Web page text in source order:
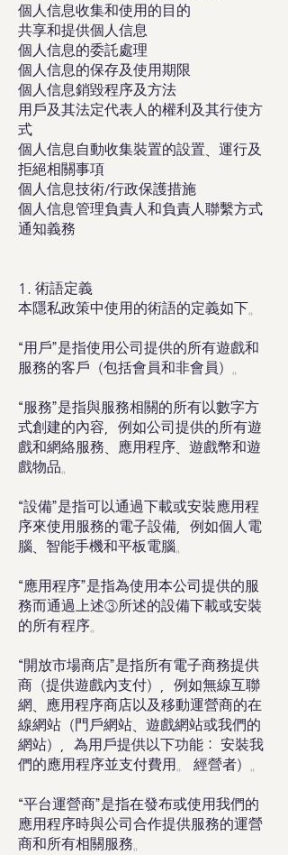
個人信息收集和使用的目的
共享和提供個人信息
個人信息的委託處理
個人信息的保存及使用期限
個人信息銷毀程序及方法
用戶及其法定代表人的權利及其行使方
式
個人信息自動收集裝置的設置、運行及
拒絕相關事項
個人信息技術/行政保護措施
個人信息管理負責人和負責人聯繫方式
通知義務
1. 術語定義
本隱私政策中使用的術語的定義如下。
“用戶”是指使用公司提供的所有遊戲和
服務的客戶（包括會員和非會員）。​
“服務”是指與服務相關的所有以數字方
式創建的內容，例如公司提供的所有遊
戲和網絡服務、應用程序、遊戲幣和遊
戲物品。
“設備”是指可以通過下載或安裝應用程
序來使用服務的電子設備，例如個人電
腦、智能手機和平板電腦。
“應用程序”是指為使用本公司提供的服
務而通過上述③所述的設備下載或安裝
的所有程序。
“開放市場商店”是指所有電子商務提供
商（提供遊戲內支付），例如無線互聯
網、應用程序商店以及移動運營商的在
線網站（門戶網站、遊戲網站或我們的
網站），為用戶提供以下功能： 安裝我
們的應用程序並支付費用。 經營者）。
“平台運營商”是指在發布或使用我們的
應用程序時與公司合作提供服務的運營
商和所有相關服務。